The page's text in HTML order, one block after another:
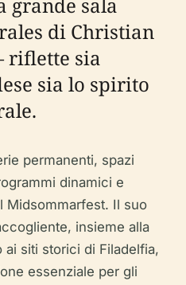
di Christian
riflette sia
sia lo spirito
permanenti, spazi
dinamici e
Midsommarfest. Il suo
insieme alla
siti storici di Filadelfia,
essenziale per gli